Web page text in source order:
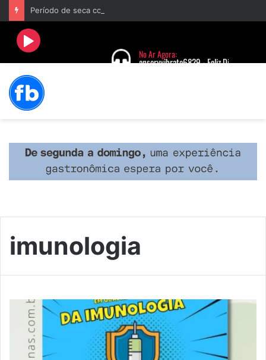
imunologia